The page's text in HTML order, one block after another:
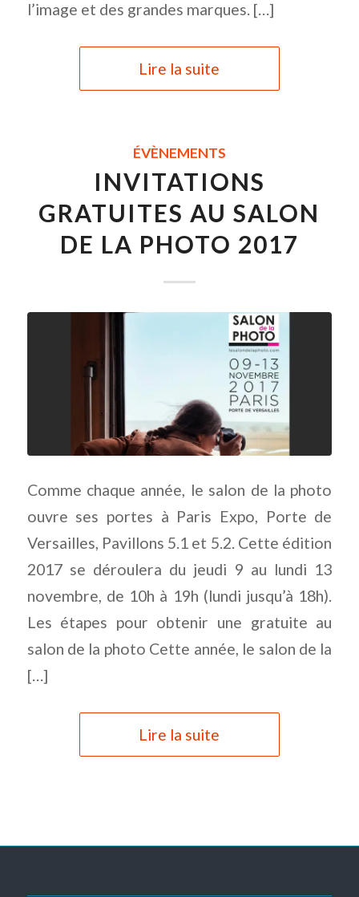
l’image et des grandes marques. […]
Lire la suite
ÉVÈNEMENTS
INVITATIONS
GRATUITES AU SALON
DE LA PHOTO 2017
Comme chaque année, le salon de la photo
ouvre ses portes à Paris Expo, Porte de
Versailles, Pavillons 5.1 et 5.2. Cette édition
2017 se déroulera du jeudi 9 au lundi 13
novembre, de 10h à 19h (lundi jusqu’à 18h).
Les étapes pour obtenir une gratuite au
salon de la photo Cette année, le salon de la
[…]
Lire la suite